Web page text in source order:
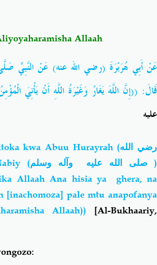
Kauli Za Salaf
Raqaaiq
Maswali-Majibu
Allaah
عَنْ أَبِي هُرَيْرَةَ (رضي الله عنه) عَنْ النَّبِيِّ
قَالَ: ((إِنَّ اللَّهَ يَغَارُ وَغَيْرَةُ اللَّهِ أَنْ يَأْتِيَ
عليه
kwa Abuu Hurayrah (رضي الله
(صلى الله عليه وآله وسلم )
Allaah Ana hisia ya ghera, na
pale mtu anapofanya
Allaah)) [Al-Bukhaariy,